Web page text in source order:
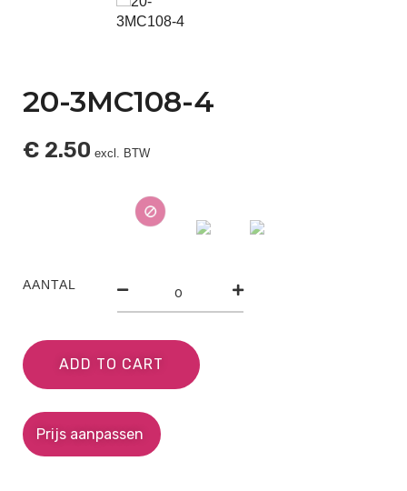
20-3MC108-4
€ 2.50 excl. BTW
AANTAL
ADD TO CART
Prijs aanpassen